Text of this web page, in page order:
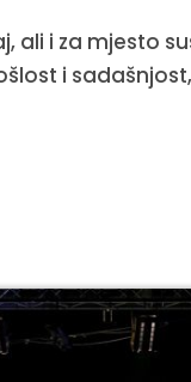
ali i za mjesto
i